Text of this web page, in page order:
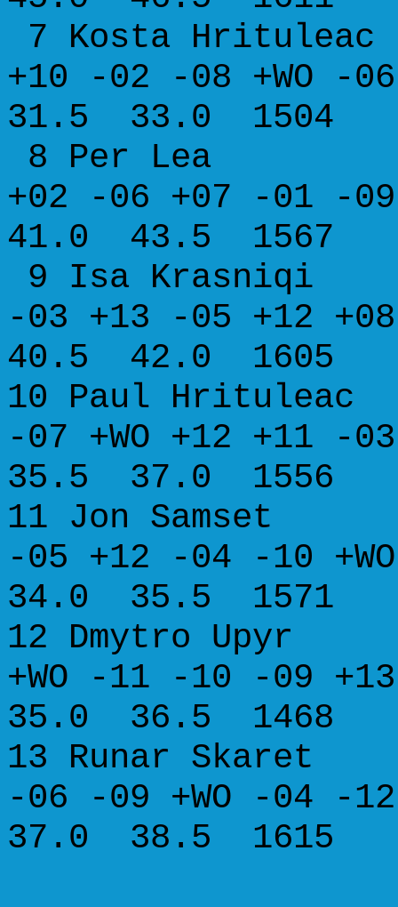
7 Kosta
+10 -02 -08
31.5 33.0 1504
8 Per Lea
+02 -06 +07 -01
41.0 43.5 1567
9 Isa
-03 +13 -05
40.5 42.0 1605
10 Paul
-07 +WO +12
35.5 37.0 1556
11 Jon
-05 +12 -04 -10
34.0 35.5 1571
12 Dmytro
+WO -11 -10 -09
35.0 36.5 1468
13 Runar
-06 -09 +WO -
37.0 38.5 1615